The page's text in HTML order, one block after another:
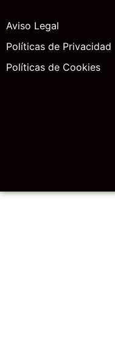
Aviso Legal
Políticas de Privacidad
Políticas de Cookies